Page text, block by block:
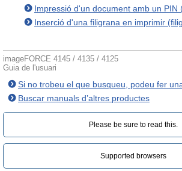
Impressió d'un document amb un PIN
Inserció d'una filigrana en imprimir
imageFORCE 4145 / 4135 / 4125
Guia de l'usuari
Si no trobeu el que busqueu, podeu fer
Buscar manuals d’altres productes
Please be sure to read this.‎
Supported browsers